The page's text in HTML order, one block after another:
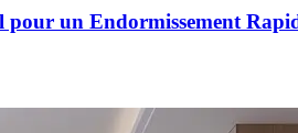
pour un Endormissement